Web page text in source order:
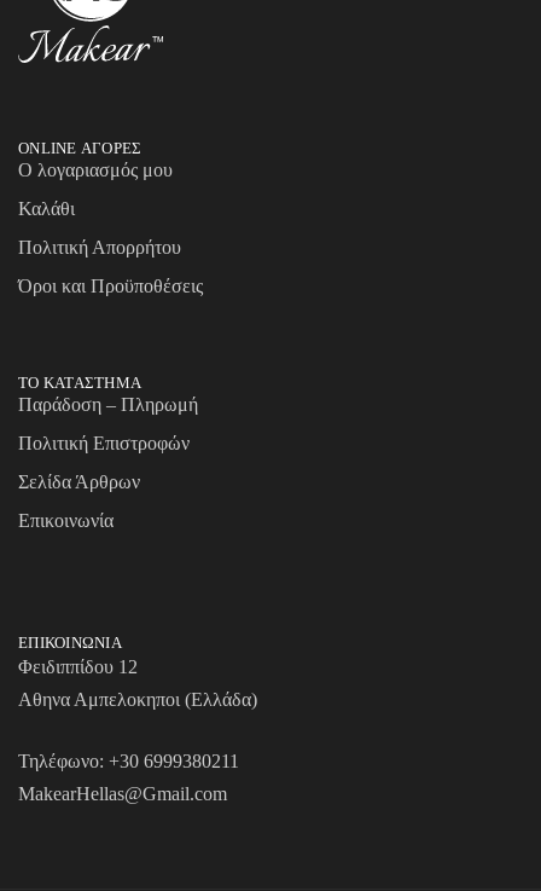
ONLINE ΑΓΟΡΕΣ
Ο λογαριασμός μου
Καλάθι
Πολιτική Απορρήτου
Όροι και Προϋποθέσεις
ΤΟ ΚΑΤΑΣΤΗΜΑ
Παράδοση – Πληρωμή
Πολιτική Επιστροφών
Σελίδα Άρθρων
Επικοινωνία
ΕΠΙΚΟΙΝΩΝΙΑ
Φειδιππίδου 12
Αθηνα Αμπελοκηποι (Ελλάδα)
Τηλέφωνο: +30 6999380211
MakearHellas@Gmail.com